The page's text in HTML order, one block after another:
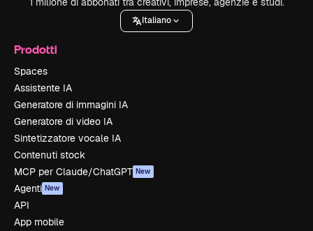
Italiano
Prodotti
Spaces
Assistente IA
Generatore di immagini IA
Generatore di video IA
Sintetizzatore vocale IA
Contenuti stock
MCP per Claude/ChatGPT New
Agenti New
API
App mobile